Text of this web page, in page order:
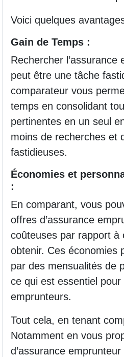
Voici quelques
Gain de Temps :
Rechercher l’assurance
peut être une tâche
comparateur vous
temps en consolidant
pertinentes en un seul
moins de recherches et
fastidieuses.
Économies et
:
En comparant, vous
offres d’assurance
coûteuses par rapport à
obtenir. Ces économies
par des mensualités de
ce qui est essentiel pour
emprunteurs.
Tout cela, en tenant
Notamment en vous
d’assurance